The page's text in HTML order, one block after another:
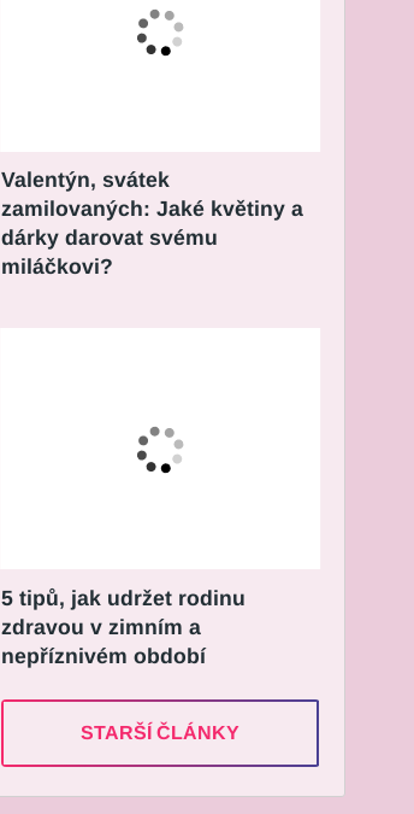
Valentýn, svátek
zamilovaných: Jaké květiny a
dárky darovat svému
miláčkovi?
5 tipů, jak udržet rodinu
zdravou v zimním a
nepříznivém období
STARŠÍ ČLÁNKY